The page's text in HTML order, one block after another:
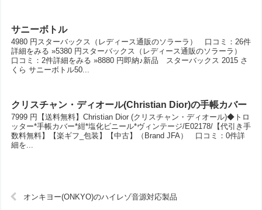
サニーボトル
4980 円スターバックス（レディース通販のソラーラ） 口コミ：26件
詳細をみる »5380 円スターバックス（レディース通販のソラーラ）
口コミ：2件詳細をみる »8880 円即納♪新品 スターバックス 2015 さ
くら サニーボトル50...
クリスチャン・ディオール(Christian Dior)の手帳カバー
7999 円【送料無料】Christian Dior (クリスチャン・ディオール)◆トロ
ッター*手帳カバー*紺*塩化ビニール*ヴィンテージ/E02178/【代引き手
数料無料】【楽ギフ_包装】【中古】（Brand JFA） 口コミ：0件詳
細を...
オンキヨー(ONKYO)のハイレゾ音源対応製品